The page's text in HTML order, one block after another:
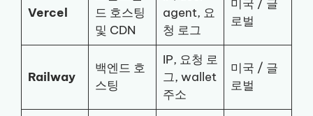
Vercel
드 호스팅
및 CDN
agent, 요
청 로그
미국 / 글
로벌
Railway
백엔드 호
스팅
IP, 요청 로
그, wallet
주소
미국 / 글
로벌